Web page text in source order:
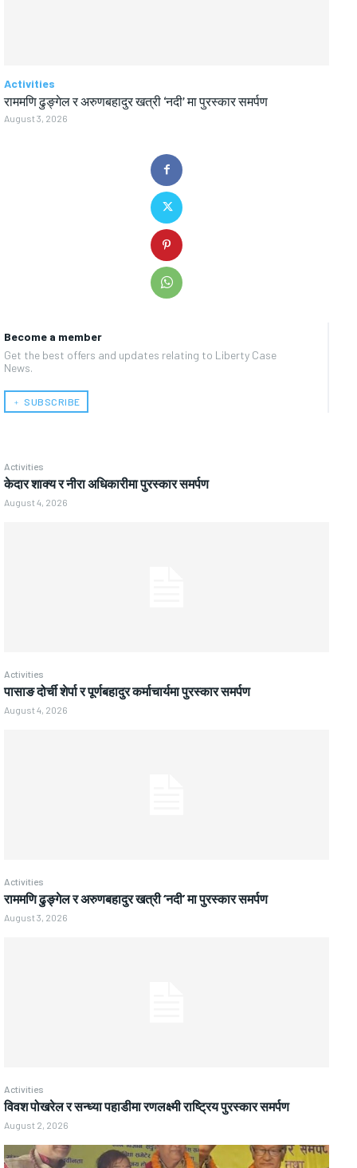
Become a member
Get the best offers and updates relating to Liberty Case
News.
﹢ SUBSCRIBE
Activities
केदार शाक्य र नीरा अधिकारीमा पुरस्कार समर्पण
August 4, 2026
Activities
पासाङ दोर्ची शेर्पा र पूर्णबहादुर कर्माचार्यमा पुरस्कार समर्पण
August 4, 2026
Activities
राममणि ढुङ्गेल र अरुणबहादुर खत्री ‘नदी’ मा पुरस्कार समर्पण
August 3, 2026
Activities
विवश पोखरेल र सन्ध्या पहाडीमा रणलक्ष्मी राष्ट्रिय पुरस्कार समर्पण
August 2, 2026
Activities
राममणि ढुङ्गेल र अरुणबहादुर खत्री ‘नदी’ मा पुरस्कार समर्पण
August 3, 2026